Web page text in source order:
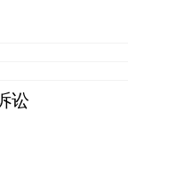
讼